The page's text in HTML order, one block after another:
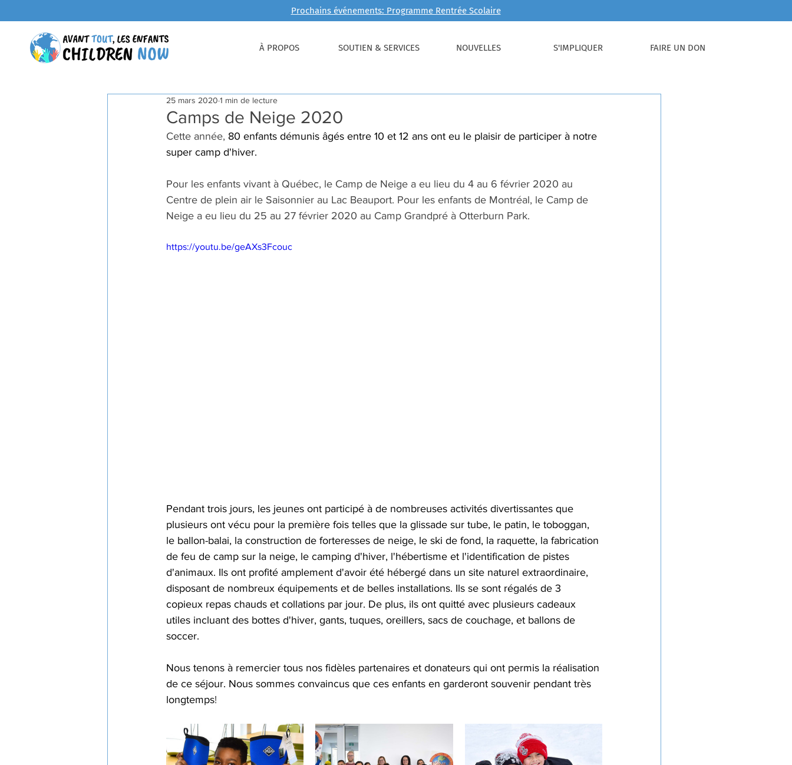
Prochains événements: Programme Rentrée Scolaire
À PROPOS SOUTIEN & SERVICES NOUVELLES S'IMPLIQUER FAIRE UN DON
Camps de Neige 2020
25 mars 2020 1 min de lecture
Cette année, 80 enfants démunis âgés entre 10 et 12 ans ont eu le plaisir de participer à notre
super camp d'hiver.
Pour les enfants vivant à Québec, le Camp de Neige a eu lieu du 4 au 6 février 2020 au
Centre de plein air le Saisonnier au Lac Beauport. Pour les enfants de Montréal, le Camp de
Neige a eu lieu du 25 au 27 février 2020 au Camp Grandpré à Otterburn Park.
https://youtu.be/geAXs3Fcouc
Pendant trois jours, les jeunes ont participé à de nombreuses activités divertissantes que
plusieurs ont vécu pour la première fois telles que la glissade sur tube, le patin, le toboggan,
le ballon-balai, la construction de forteresses de neige, le ski de fond, la raquette, la fabrication
de feu de camp sur la neige, le camping d'hiver, l'hébertisme et l'identification de pistes
d'animaux. Ils ont profité amplement d'avoir été hébergé dans un site naturel extraordinaire,
disposant de nombreux équipements et de belles installations. Ils se sont régalés de 3
copieux repas chauds et collations par jour. De plus, ils ont quitté avec plusieurs cadeaux
utiles incluant des bottes d'hiver, gants, tuques, oreillers, sacs de couchage, et ballons de
soccer.
Nous tenons à remercier tous nos fidèles partenaires et donateurs qui ont permis la réalisation
de ce séjour. Nous sommes convaincus que ces enfants en garderont souvenir pendant très
longtemps!